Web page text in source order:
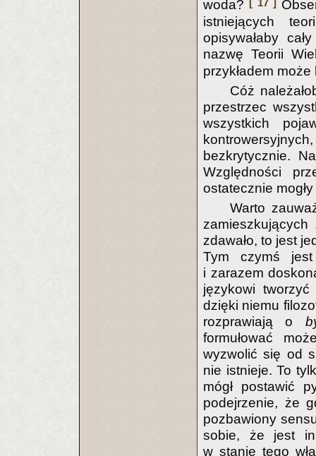
woda? [ 17 ]
istniejących
opisywałaby
nazwę Teorii
przykładem
Cóż
przestrzec
wszystkich
bezkrytycznie.
Względności
ostatecznie
Warto
zdawało, to jest
Tym czymś
i zarazem
językowi
dzięki niemu
rozprawiają o
formułować
wyzwolić się od
nie istnieje. To
mógł postawić
podejrzenie, że
pozbawiony
sobie, że jest
w stanie tego